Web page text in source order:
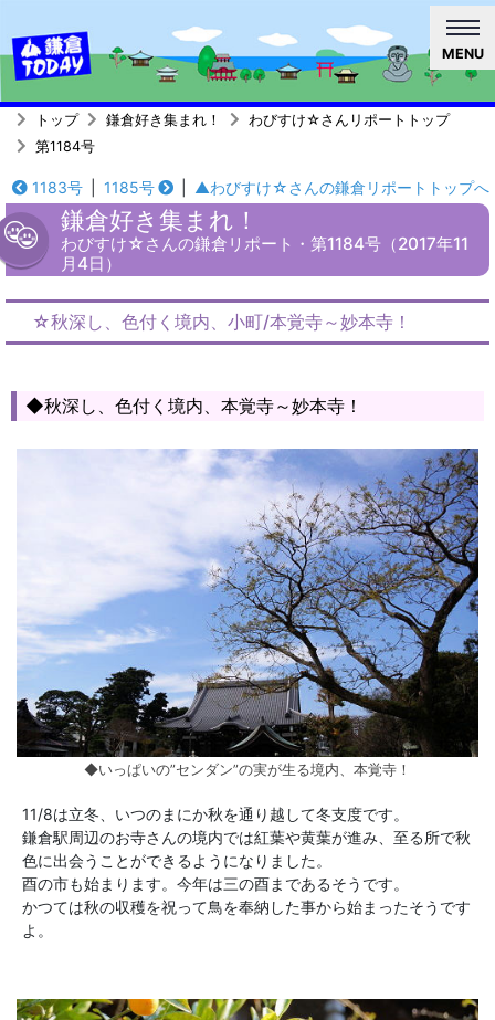
MENU
トップ 鎌倉好き集まれ！
わびすけ☆さんリポートトップ
第1184号
1183号 1185号 ▲わびすけ☆さんの鎌倉リポートトップへ
鎌倉好き集まれ！
わびすけ☆さんの鎌倉リポート・第1184号（2017年11
月4日）
☆秋深し、色付く境内、小町/本覚寺～妙本寺！
◆秋深し、色付く境内、本覚寺～妙本寺！
◆いっぱいの”センダン”の実が生る境内、本覚寺！
11/8は立冬、いつのまにか秋を通り越して冬支度です。
鎌倉駅周辺のお寺さんの境内では紅葉や黄葉が進み、至る所で秋
色に出会うことができるようになりました。
酉の市も始まります。今年は三の酉まであるそうです。
かつては秋の収穫を祝って鳥を奉納した事から始まったそうです
よ。